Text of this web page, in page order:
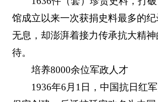
馆成立以来一次获捐史料最多的
无息，却澎湃着接力传承抗大精
待。
培养8000余位军政人才
1936年6月1日，中国抗日红